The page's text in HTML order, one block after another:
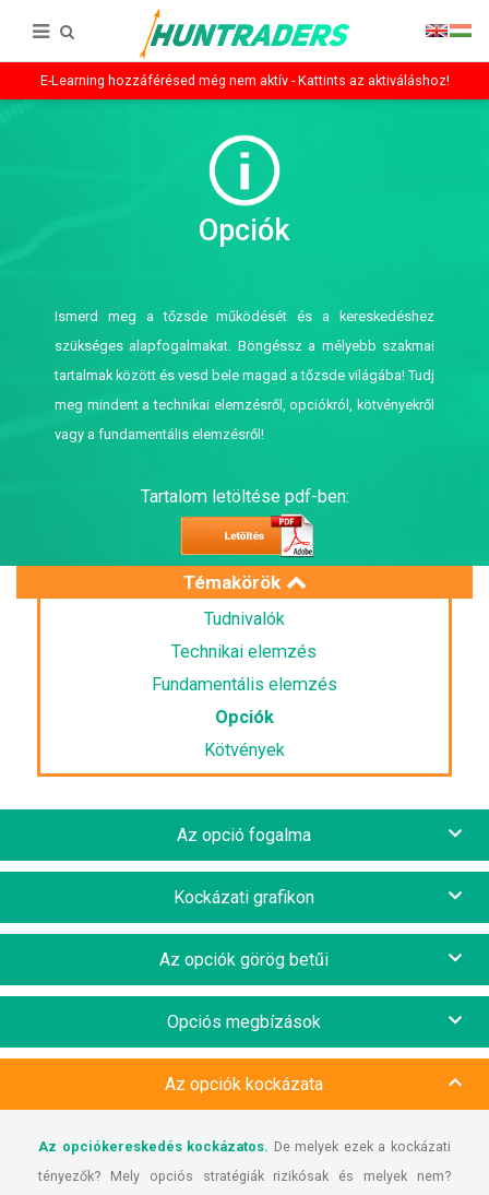
E-Learning hozzáférésed még nem aktív - Kattints az aktiváláshoz!
Opciók
Ismerd meg a tőzsde működését és a kereskedéshez
szükséges alapfogalmakat. Böngéssz a mélyebb szakmai
tartalmak között és vesd bele magad a tőzsde világába! Tudj
meg mindent a technikai elemzésről, opciókról, kötvényekről
vagy a fundamentális elemzésről!
Tartalom letöltése pdf-ben:
Témakörök
Tudnivalók
Technikai elemzés
Fundamentális elemzés
Opciók
Kötvények
Az opció fogalma
Kockázati grafikon
Az opciók görög betűi
Opciós megbízások
Az opciók kockázata
Az opciókereskedés kockázatos. De melyek ezek a kockázati
tényezők? Mely opciós stratégiák rizikósak és melyek nem?